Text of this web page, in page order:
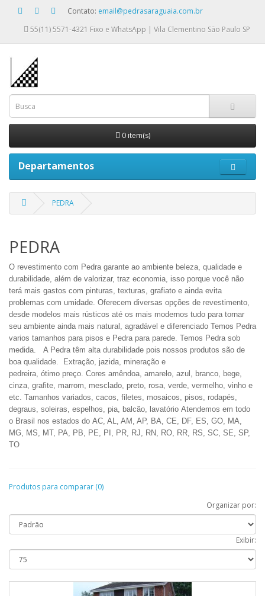
Contato: email@pedrasaraguaia.com.br
55(11) 5571-4321 Fixo e WhatsApp | Vila Clementino São Paulo SP
0 item(s)
Departamentos
PEDRA
PEDRA
O revestimento com Pedra garante ao ambiente beleza, qualidade e
durabilidade, além de valorizar, traz economia, isso porque você não
terá mais gastos com pinturas, texturas, grafiato e ainda evita
problemas com umidade. Oferecem diversas opções de revestimento,
desde modelos mais rústicos até os mais modernos tudo para tornar
seu ambiente ainda mais natural, agradável e diferenciado Temos Pedra
varios tamanhos para pisos e Pedra para parede. Temos Pedra sob
medida. A Pedra têm alta durabilidade pois nossos produtos são de
boa qualidade.
Extração, jazida, mineração e
pedreira, ótimo preço. Cores amêndoa, amarelo, azul, branco, bege,
cinza, grafite, marrom, mesclado, preto, rosa, verde, vermelho, vinho e
etc. Tamanhos variados, cacos, filetes, mosaicos, pisos, rodapés,
degraus, soleiras, espelhos, pia, balcão, lavatório Atendemos em todo
o Brasil nos estados do AC, AL, AM, AP, BA, CE, DF, ES, GO, MA,
MG, MS, MT, PA, PB, PE, PI, PR, RJ, RN, RO, RR, RS, SC, SE, SP,
TO
Produtos para comparar (0)
Organizar por:
Exibir: